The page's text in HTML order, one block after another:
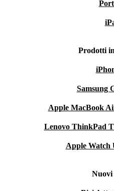
Prodotti
Samsung
Apple MacBook
Lenovo ThinkPad
Apple Watch